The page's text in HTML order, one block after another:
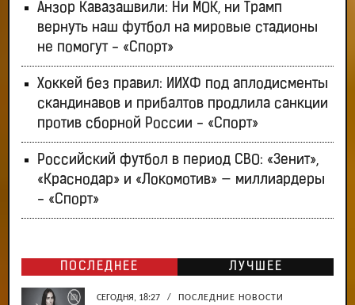
Анзор Кавазашвили: Ни МОК, ни Трамп
вернуть наш футбол на мировые стадионы
не помогут - «Спорт»
Хоккей без правил: ИИХФ под аплодисменты
скандинавов и прибалтов продлила санкции
против сборной России - «Спорт»
Российский футбол в период СВО: «Зенит»,
«Краснодар» и «Локомотив» — миллиардеры
- «Спорт»
ПОСЛЕДНЕЕ ЛУЧШЕЕ
СЕГОДНЯ, 18:27 / ПОСЛЕДНИЕ НОВОСТИ